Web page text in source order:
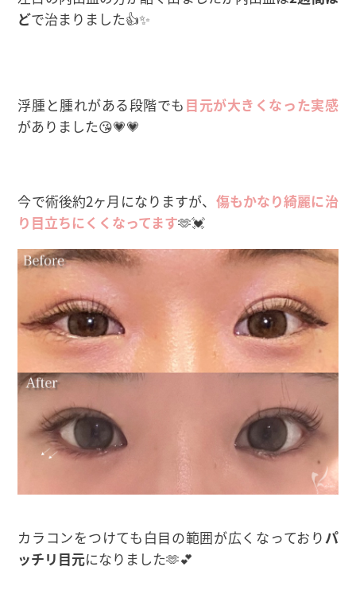
どで治まりました👍✨
浮腫と腫れがある段階でも 目元が大きくなった実感
がありました😘💗💗
今で術後約2ヶ月になりますが、 傷もかなり綺麗に治
り目立ちにくくなってます🫶💓
カラコンをつけても白目の範囲が広くなっており パ
ッチリ目元になりました🫶💕